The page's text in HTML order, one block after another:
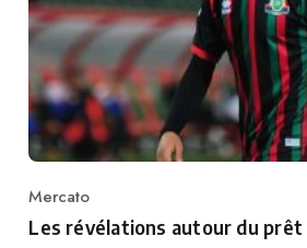
Category
Mercato
Les révélations autour du prêt